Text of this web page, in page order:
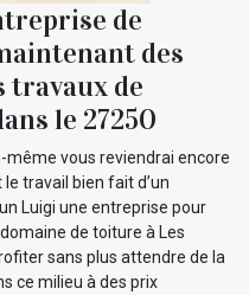
de
des
travaux de
le 27250
même vous reviendrai encore
travail bien fait d’un
Luigi une entreprise pour
de toiture à Les
sans plus attendre de la
ce milieu à des prix